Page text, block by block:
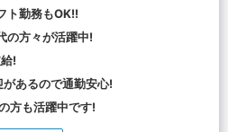
ト勤務もOK!!
の方々が活躍中!
!
あるので通勤安心!
方も活躍中です!